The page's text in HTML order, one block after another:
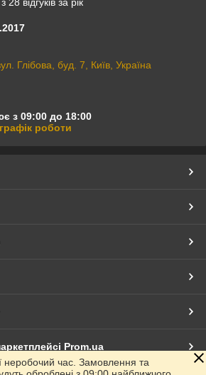
відгуків за рік
Глібова, буд. 7, Київ, Україна
з 09:00 до 18:00
роботи
Prom.ua
неробочий час. Замовлення та